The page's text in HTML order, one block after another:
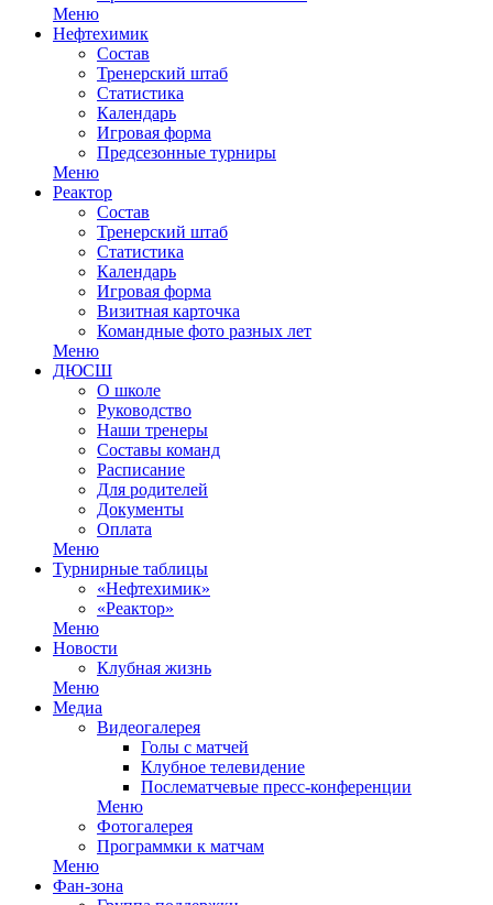
Меню
Нефтехимик
Состав
Тренерский штаб
Статистика
Календарь
Игровая форма
Предсезонные турниры
Меню
Реактор
Состав
Тренерский штаб
Статистика
Календарь
Игровая форма
Визитная карточка
Командные фото разных лет
Меню
ДЮСШ
О школе
Руководство
Наши тренеры
Составы команд
Расписание
Для родителей
Документы
Оплата
Меню
Турнирные таблицы
«Нефтехимик»
«Реактор»
Меню
Новости
Клубная жизнь
Меню
Медиа
Видеогалерея
Голы с матчей
Клубное телевидение
Послематчевые пресс-конференции
Меню
Фотогалерея
Программки к матчам
Меню
Фан-зона